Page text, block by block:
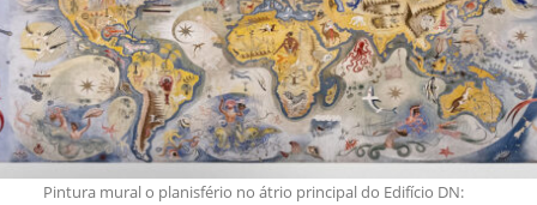
Pintura mural o planisfério no átrio principal do Edifício DN: